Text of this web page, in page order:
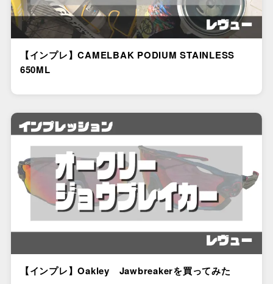
【インプレ】CAMELBAK PODIUM STAINLESS
650ML
【インプレ】Oakley Jawbreakerを買ってみた